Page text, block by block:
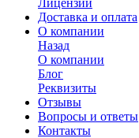
Лицензии
Доставка и оплата
О компании
Назад
О компании
Блог
Реквизиты
Отзывы
Вопросы и ответы
Контакты